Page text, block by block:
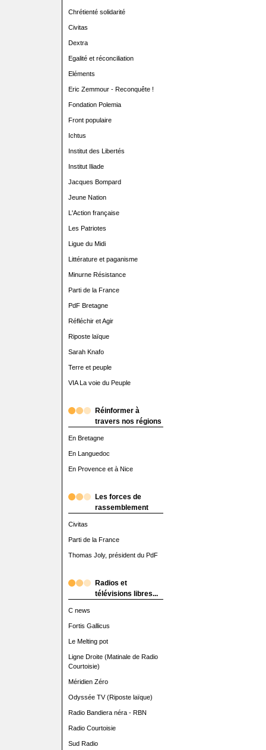
Chrétienté solidarité
Civitas
Dextra
Egalité et réconciliation
Eléments
Eric Zemmour - Reconquête !
Fondation Polemia
Front populaire
Ichtus
Institut des Libertés
Institut Iliade
Jacques Bompard
Jeune Nation
L'Action française
Les Patriotes
Ligue du Midi
Littérature et paganisme
Minurne Résistance
Parti de la France
PdF Bretagne
Réfléchir et Agir
Riposte laïque
Sarah Knafo
Terre et peuple
VIA La voie du Peuple
Réinformer à
travers nos régions
En Bretagne
En Languedoc
En Provence et à Nice
Les forces de
rassemblement
Civitas
Parti de la France
Thomas Joly, président du PdF
Radios et
télévisions libres...
C news
Fortis Gallicus
Le Melting pot
Ligne Droite (Matinale de Radio
Courtoisie)
Méridien Zéro
Odyssée TV (Riposte laïque)
Radio Bandiera néra - RBN
Radio Courtoisie
Sud Radio